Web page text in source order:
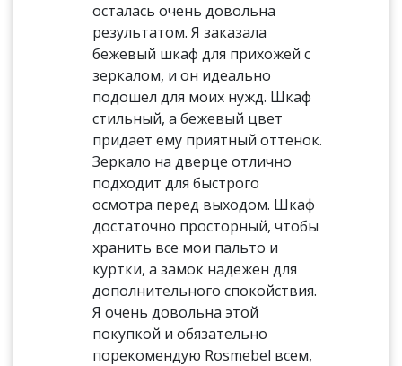
осталась очень довольна
результатом. Я заказала
бежевый шкаф для прихожей с
зеркалом, и он идеально
подошел для моих нужд. Шкаф
стильный, а бежевый цвет
придает ему приятный оттенок.
Зеркало на дверце отлично
подходит для быстрого
осмотра перед выходом. Шкаф
достаточно просторный, чтобы
хранить все мои пальто и
куртки, а замок надежен для
дополнительного спокойствия.
Я очень довольна этой
покупкой и обязательно
порекомендую Rosmebel всем,